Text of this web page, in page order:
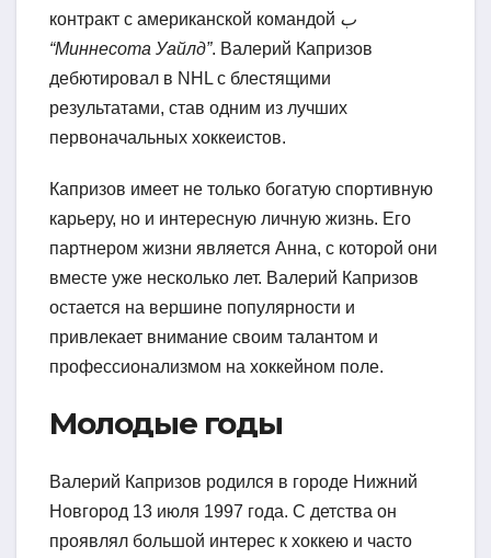
контракт с американской командой ب
“Миннесота Уайлд”. Валерий Капризов
дебютировал в NHL с блестящими
результатами, став одним из лучших
первоначальных хоккеистов.
Капризов имеет не только богатую спортивную
карьеру, но и интересную личную жизнь. Его
партнером жизни является Анна, с которой они
вместе уже несколько лет. Валерий Капризов
остается на вершине популярности и
привлекает внимание своим талантом и
профессионализмом на хоккейном поле.
Молодые годы
Валерий Капризов родился в городе Нижний
Новгород 13 июля 1997 года. С детства он
проявлял большой интерес к хоккею и часто